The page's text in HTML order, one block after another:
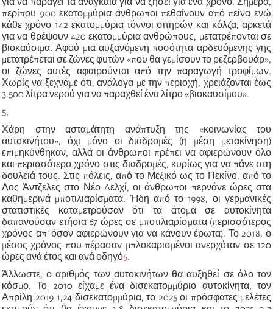
περίπου 900 εκατομμύρια άνθρωποι πεθαίνουν από πείνα ενώ
κάθε χρόνο 142 εκατομμύρια τόννοι σιτηρών και κόλζα, αρκετά
για να θρέψουν 420 εκατομμύρια ανθρώπους, μετατρέπονται σε
βιοκαύσιμα. Αφού μια αυξανόμενη ποσότητα αρδευόμενης γης
μετατρέπεται σε ζώνες φυτών «που θα γεμίσουν το ρεζερβουάρ»,
οι ζώνες αυτές αφαιρούνται από την παραγωγή τροφίμων.
Χωρίς να ξεχνάμε ότι, ανάλογα με την περιοχή, χρειάζονται έως
3.500 λίτρα νερού για να παραχθεί ένα λίτρο «βιοκαυσίμου».
5.
Χάρη στην ασταμάτητη ανάπτυξη της «κοινωνίας του
αυτοκινήτου», όχι μόνο οι διαδρομές (η μέση μετακίνηση)
επιμηκύνθηκαν, αλλά οι άνθρωποι πρέπει να αφιερώνουν όλο
και περισσότερο χρόνο στις διαδρομές, κυρίως για να πάνε στη
δουλειά τους. Στις πόλεις, από το Μεξικό ως το Πεκίνο, από το
Λος Άντζελες στο Νέο Δελχί, οι άνθρωποι περνάνε ώρες στα
καθημερινά μποτιλιαρίσματα. Ήδη από το 1998, οι γερμανικές
στατιστικές καταμετρούσαν ότι τα άτομα σε αυτοκίνητα
δαπανούσαν ετήσια 67 ώρες σε μποτιλιαρίσματα (περισσότερος
χρόνος απ’ όσον αφιερώνουν για να κάνουν έρωτα). Το 2018, ο
μέσος χρόνος που πέρασαν μπλοκαρισμένοι ανερχόταν σε 120
ώρες ανά έτος και ανά οδηγό5.
Άλλωστε, ο αριθμός των αυτοκινήτων θα αυξηθεί σε όλο τον
κόσμο. Το 2010 είχαμε ένα δισεκατομμύριο αυτοκίνητα, τον
Απρίλη 2019 1,24 δισεκατομμύρια, το 2025 οι πρόσφατες μελέτες